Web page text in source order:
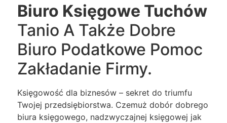
Biuro Księgowe Tuchów
Tanio A Także Dobre
Biuro Podatkowe Pomoc
Zakładanie Firmy.
Księgowość dla biznesów – sekret do triumfu
Twojej przedsiębiorstwa. Czemuż dobór dobrego
biura księgowego, nadzwyczajnej księgowej jak